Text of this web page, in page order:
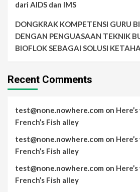
dari AIDS dan IMS
DONGKRAK KOMPETENSI GURU
DENGAN PENGUASAAN TEKNIK
BIOFLOK SEBAGAI SOLUSI
Recent Comments
test@none.nowhere.com on
French’s Fish alley
test@none.nowhere.com on
French’s Fish alley
test@none.nowhere.com on
French’s Fish alley